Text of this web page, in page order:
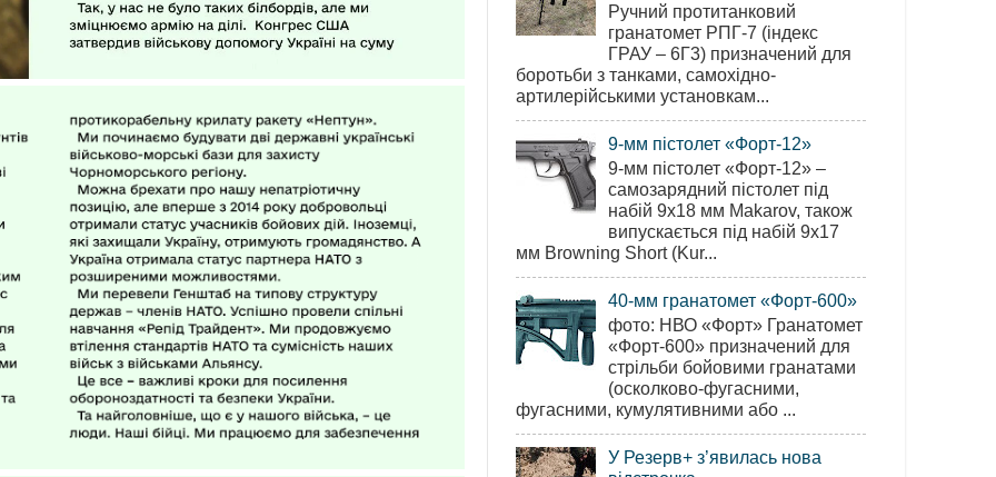
Ручний протитанковий
гранатомет РПГ-7 (індекс
ГРАУ – 6Г3) призначений для
боротьби з танками, самохідно-
артилерійськими установкам...
9-мм пістолет «Форт-12»
9-мм пістолет «Форт-12» –
самозарядний пістолет під
набій 9х18 мм Makarov, також
випускається під набій 9х17
мм Browning Short (Kur...
40-мм гранатомет «Форт-600»
фото: НВО «Форт» Гранатомет
«Форт-600» призначений для
стрільби бойовими гранатами
(осколково-фугасними,
фугасними, кумулятивними або ...
У Резерв+ з’явилась нова